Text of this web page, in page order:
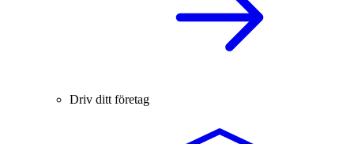
Driv ditt företag